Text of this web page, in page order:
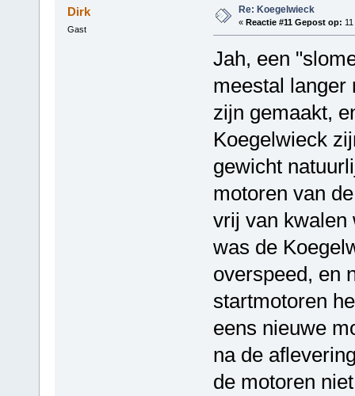
Dirk
Gast
Re: Koegelwieck
« Reactie #11 Gepost op:
Jah, een
meestal langer
zijn gemaakt,
Koegelwieck
gewicht
motoren van
vrij van kwalen
was de
overspeed, en
startmotoren
eens nieuwe
na de
de motoren